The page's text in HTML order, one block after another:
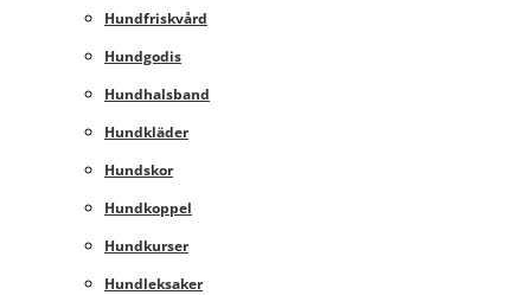
Hundfriskvård
Hundgodis
Hundhalsband
Hundkläder
Hundskor
Hundkoppel
Hundkurser
Hundleksaker